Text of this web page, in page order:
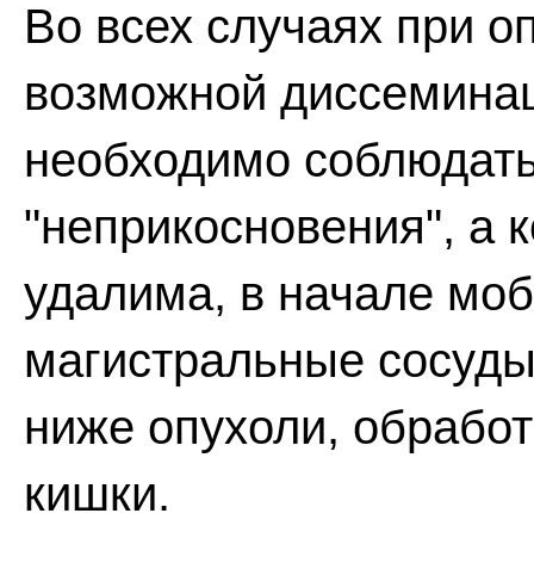
Во всех случаях при
возможной
необходимо
"неприкосновения", а
удалима, в начале
магистральные
ниже опухоли,
кишки.